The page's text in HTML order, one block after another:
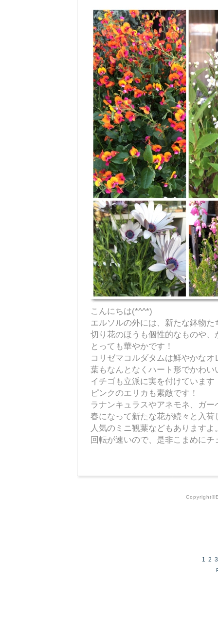
こんにちは(*^^*)
エルソルの外には、新たな鉢物
切り花のほうも個性的なものや
とっても華やかです！
コリゼマコルダタムは鮮やかな
葉もなんとなくハート形でかわい
イチゴも立派に実を付けていま
ピンクのエリカも素敵です！
ラナンキュラスやアネモネ、ガ
春になって新たな花が続々と入荷
人気のミニ観葉などもありますよ
回転が速いので、是非こまめに
1 2 3